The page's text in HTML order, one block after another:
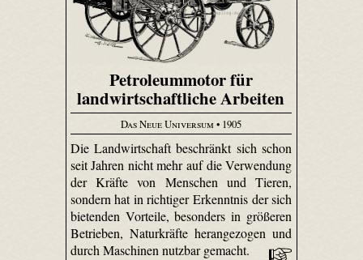
Petroleummotor für
landwirtschaftliche Arbeiten
Das Neue Universum • 1905
Die Landwirtschaft beschränkt sich schon
seit Jahren nicht mehr auf die Verwendung
der Kräfte von Menschen und Tieren,
sondern hat in richtiger Erkenntnis der sich
bietenden Vorteile, besonders in größeren
Betrieben, Naturkräfte herangezogen und
durch Maschinen nutzbar gemacht.